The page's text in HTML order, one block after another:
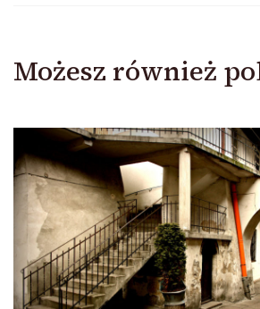
Możesz również